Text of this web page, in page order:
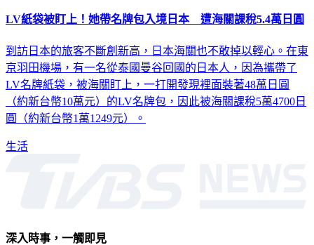
LV紙袋被盯上！她帶名牌包入境日本 遭海關課稅5.4萬日圓
到訪日本的旅客不斷創新高，日本海關也不敢掉以輕心。在東
京羽田機場，有一名從泰國曼谷回國的日本人，因為攜帶了
LV名牌紙袋，被海關盯上，一打開發現裡面裝著48萬日圓
（約新台幣10萬元）的LV名牌包，因此被海關課稅5萬4700日
圓（約新台幣1萬1249元）。
生活
深入時事，一觸即見